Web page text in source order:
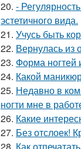
20. -
эстетичного вида.
21. Учусь быть
22. Вернулась из
23. Форма ногтей
24. Какой
25. Недавно в
ногти мне в
26. Какие
27. Без отслоек!